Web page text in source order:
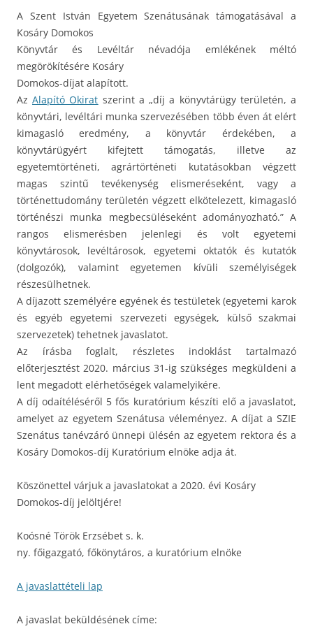
A Szent István Egyetem Szenátusának támogatásával a
Kosáry Domokos
Könyvtár és Levéltár névadója emlékének méltó
megörökítésére Kosáry
Domokos-díjat alapított.
AzAlapító Okirat szerint a „díj a könyvtárügy területén, a
könyvtári, levéltári munka szervezésében több éven át elért
kimagasló eredmény, a könyvtár érdekében, a
könyvtárügyért kifejtett támogatás, illetve az
egyetemtörténeti, agrártörténeti kutatásokban végzett
magas szintű tevékenység elismeréseként, vagy a
történettudomány területén végzett elkötelezett, kimagasló
történészi munka megbecsüléseként adományozható.” A
rangos elismerésben jelenlegi és volt egyetemi
könyvtárosok, levéltárosok, egyetemi oktatók és kutatók
(dolgozók), valamint egyetemen kívüli személyiségek
részesülhetnek.
A díjazott személyére egyének és testületek (egyetemi karok
és egyéb egyetemi szervezeti egységek, külső szakmai
szervezetek) tehetnek javaslatot.
Az írásba foglalt, részletes indoklást tartalmazó
előterjesztést 2020. március 31-ig szükséges megküldeni a
lent megadott elérhetőségek valamelyikére.
A díj odaítéléséről 5 fős kuratórium készíti elő a javaslatot,
amelyet az egyetem Szenátusa véleményez. A díjat a SZIE
Szenátus tanévzáró ünnepi ülésén az egyetem rektora és a
Kosáry Domokos-díj Kuratórium elnöke adja át.
Köszönettel várjuk a javaslatokat a 2020. évi Kosáry
Domokos-díj jelöltjére!
Koósné Török Erzsébet s. k.
ny. főigazgató, főkönytáros, a kuratórium elnöke
A javaslattételi lap
A javaslat beküldésének címe: